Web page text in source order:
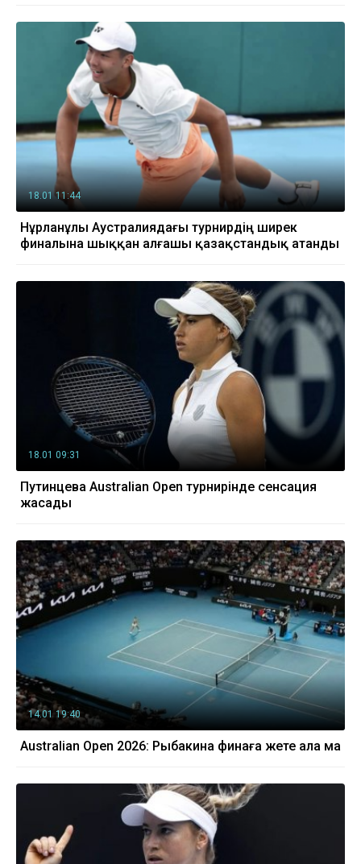
18.01 11:44
Нұрланұлы Аустралиядағы турнирдің ширек
финалына шыққан алғашы қазақстандық атанды
18.01 09:31
Путинцева Australian Open турнирінде сенсация
жасады
14.01 19:40
Australian Open 2026: Рыбакина финаға жете ала ма